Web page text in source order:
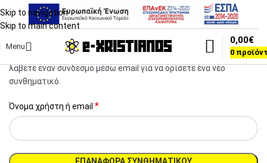
Skip to navigation
Skip to main content
Menu
0
0,00€
Χάσατε το συνθηματικό πρόσβασής σας; Παρακαλούμε,
εισαγάγετε το όνομα χρήστη ή τη διεύθυνση email σας. Θα
λάβετε έναν σύνδεσμο μέσω email για να ορίσετε ένα νέο
συνθηματικό.
Όνομα χρήστη ή email *
ΕΠΑΝΑΦΟΡΆ ΣΥΝΘΗΜΑΤΙΚΟΎ